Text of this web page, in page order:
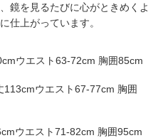
鏡を見るたびに心がときめくよ
仕上がっています。
ウエスト63-72cm 胸囲85cm
ウエスト67-77cm 胸囲
ウエスト71-82cm 胸囲95cm